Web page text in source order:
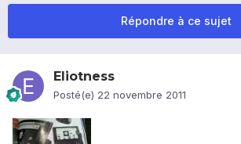
Répondre à ce sujet
Eliotness
Posté(e) 22 novembre 2011